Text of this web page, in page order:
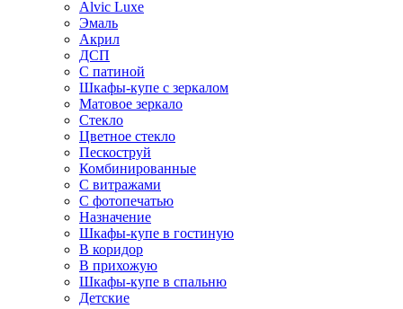
Alvic Luxe
Эмаль
Акрил
ДСП
С патиной
Шкафы-купе с зеркалом
Матовое зеркало
Стекло
Цветное стекло
Пескоструй
Комбинированные
С витражами
С фотопечатью
Назначение
Шкафы-купе в гостиную
В коридор
В прихожую
Шкафы-купе в спальню
Детские